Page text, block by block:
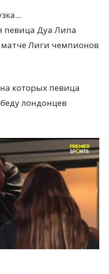
певица Дуа Липа
Лиги чемпионов
которых певица
лондонцев